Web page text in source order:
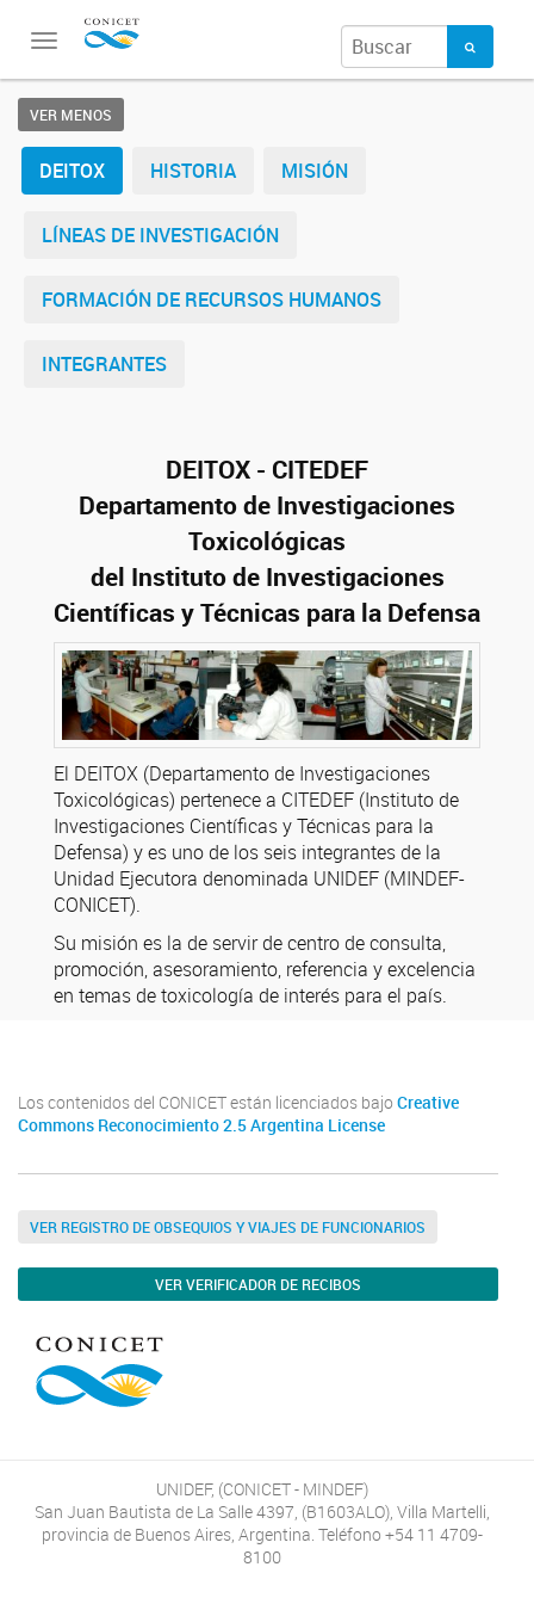
Toggle
VER MENOS
DEITOX HISTORIA MISIÓN
LÍNEAS DE INVESTIGACIÓN
FORMACIÓN DE RECURSOS HUMANOS
INTEGRANTES
DEITOX - CITEDEF
Departamento de Investigaciones
Toxicológicas
del Instituto de Investigaciones
Científicas y Técnicas para la Defensa
El DEITOX (Departamento de Investigaciones
Toxicológicas) pertenece a CITEDEF (Instituto de
Investigaciones Científicas y Técnicas para la
Defensa) y es uno de los seis integrantes de la
Unidad Ejecutora denominada UNIDEF (MINDEF-
CONICET).
Su misión es la de servir de centro de consulta,
promoción, asesoramiento, referencia y excelencia
en temas de toxicología de interés para el país.
Los contenidos del CONICET están licenciados bajo Creative
Commons Reconocimiento 2.5 Argentina License
VER REGISTRO DE OBSEQUIOS Y VIAJES DE FUNCIONARIOS
VER VERIFICADOR DE RECIBOS
UNIDEF, (CONICET - MINDEF)
San Juan Bautista de La Salle 4397, (B1603ALO), Villa Martelli,
provincia de Buenos Aires, Argentina. Teléfono +54 11 4709-
8100